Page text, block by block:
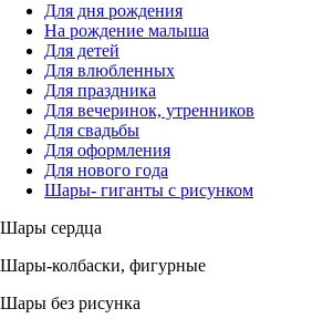
Для дня рождения
На рождение малыша
Для детей
Для влюбленных
Для праздника
Для вечеринок, утренников
Для свадьбы
Для оформления
Для нового года
Шары- гиганты с рисунком
Шары сердца
Шары-колбаски, фигурные
Шары без рисунка